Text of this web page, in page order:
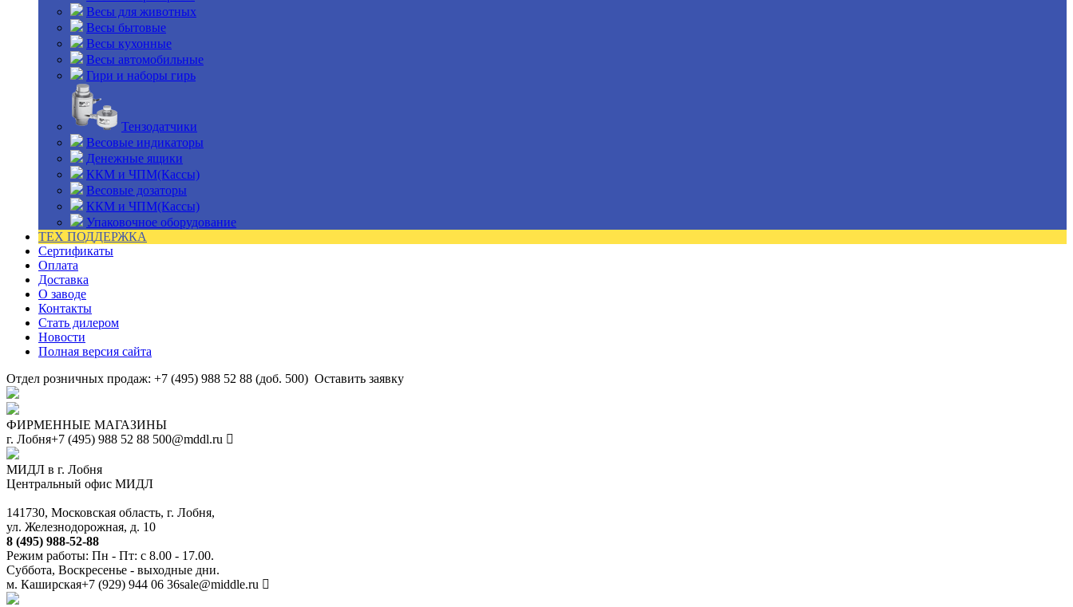
Весы для животных
Весы бытовые
Весы кухонные
Весы автомобильные
Гири и наборы гирь
Тензодатчики
Весовые индикаторы
Денежные ящики
ККМ и ЧПМ(Кассы)
Весовые дозаторы
ККМ и ЧПМ(Кассы)
Упаковочное оборудование
ТЕХ ПОДДЕРЖКА
Сертификаты
Оплата
Доставка
О заводе
Контакты
Стать дилером
Новости
Полная версия сайта
Отдел розничных продаж: +7 (495) 988 52 88 (доб. 500) Оставить заявку
ФИРМЕННЫЕ МАГАЗИНЫ
г. Лобня+7 (495) 988 52 88 500@mddl.ru
МИДЛ в г. Лобня
Центральный офис МИДЛ
141730, Московская область, г. Лобня,
ул. Железнодорожная, д. 10
8 (495) 988-52-88
Режим работы: Пн - Пт: с 8.00 - 17.00.
Суббота, Воскресенье - выходные дни.
м. Каширская+7 (929) 944 06 36sale@middle.ru